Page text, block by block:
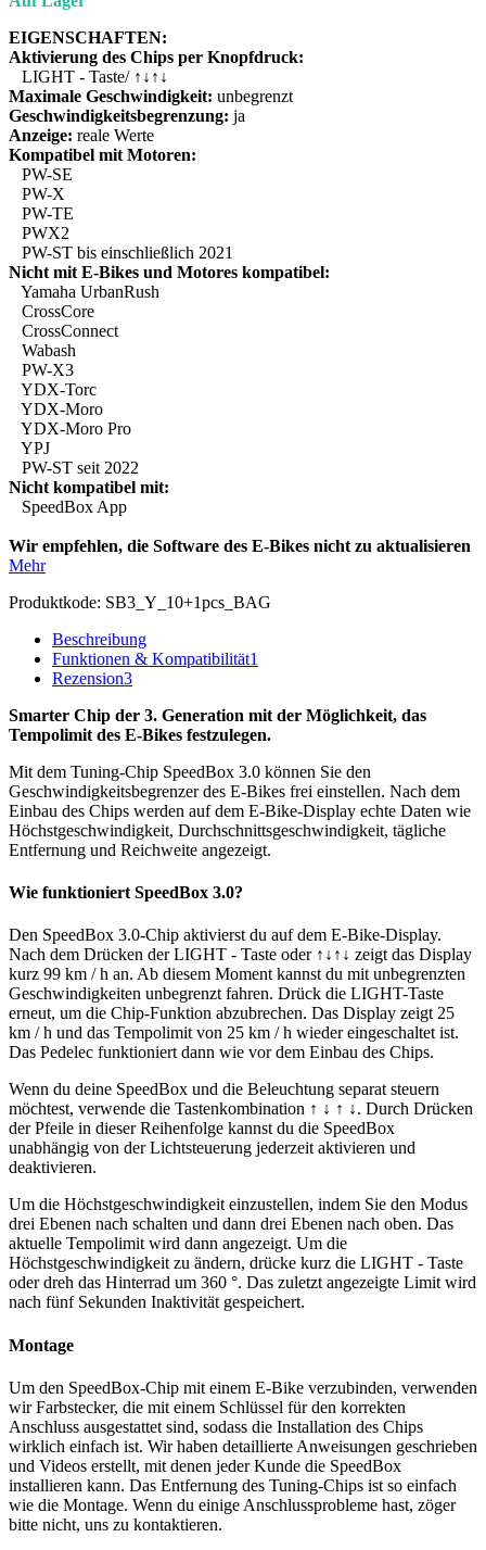
EIGENSCHAFTEN:
Aktivierung des Chips per Knopfdruck:
LIGHT - Taste/ ↑↓↑↓
Maximale Geschwindigkeit: unbegrenzt
Geschwindigkeitsbegrenzung: ja
Anzeige: reale Werte
Kompatibel mit Motoren:
PW-SE
PW-X
PW-TE
PWX2
PW-ST bis einschließlich 2021
Nicht mit E-Bikes und Motores kompatibel:
Yamaha UrbanRush
CrossCore
CrossConnect
Wabash
PW-X3
YDX-Torc
YDX-Moro
YDX-Moro Pro
YPJ
PW-ST seit 2022
Nicht kompatibel mit:
SpeedBox App
Wir empfehlen, die Software des E-Bikes nicht zu aktualisieren
Mehr
Produktkode: SB3_Y_10+1pcs_BAG
Beschreibung
Funktionen & Kompatibilität1
Rezension3
Smarter Chip der 3. Generation mit der Möglichkeit, das
Tempolimit des E-Bikes festzulegen.
Mit dem Tuning-Chip SpeedBox 3.0 können Sie den
Geschwindigkeitsbegrenzer des E-Bikes frei einstellen. Nach dem
Einbau des Chips werden auf dem E-Bike-Display echte Daten wie
Höchstgeschwindigkeit, Durchschnittsgeschwindigkeit, tägliche
Entfernung und Reichweite angezeigt.
Wie funktioniert SpeedBox 3.0?
Den SpeedBox 3.0-Chip aktivierst du auf dem E-Bike-Display.
Nach dem Drücken der LIGHT - Taste oder ↑↓↑↓ zeigt das Display
kurz 99 km / h an. Ab diesem Moment kannst du mit unbegrenzten
Geschwindigkeiten unbegrenzt fahren. Drück die LIGHT-Taste
erneut, um die Chip-Funktion abzubrechen. Das Display zeigt 25
km / h und das Tempolimit von 25 km / h wieder eingeschaltet ist.
Das Pedelec funktioniert dann wie vor dem Einbau des Chips.
Wenn du deine SpeedBox und die Beleuchtung separat steuern
möchtest, verwende die Tastenkombination ↑ ↓ ↑ ↓. Durch Drücken
der Pfeile in dieser Reihenfolge kannst du die SpeedBox
unabhängig von der Lichtsteuerung jederzeit aktivieren und
deaktivieren.
Um die Höchstgeschwindigkeit einzustellen, indem Sie den Modus
drei Ebenen nach schalten und dann drei Ebenen nach oben. Das
aktuelle Tempolimit wird dann angezeigt. Um die
Höchstgeschwindigkeit zu ändern, drücke kurz die LIGHT - Taste
oder dreh das Hinterrad um 360 °. Das zuletzt angezeigte Limit wird
nach fünf Sekunden Inaktivität gespeichert.
Montage
Um den SpeedBox-Chip mit einem E-Bike verzubinden, verwenden
wir Farbstecker, die mit einem Schlüssel für den korrekten
Anschluss ausgestattet sind, sodass die Installation des Chips
wirklich einfach ist. Wir haben detaillierte Anweisungen geschrieben
und Videos erstellt, mit denen jeder Kunde die SpeedBox
installieren kann. Das Entfernung des Tuning-Chips ist so einfach
wie die Montage. Wenn du einige Anschlussprobleme hast, zöger
bitte nicht, uns zu kontaktieren.